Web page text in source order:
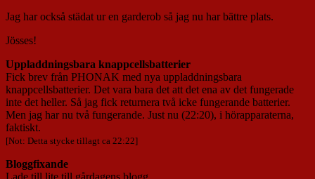
Jag har också städat ur en garderob så jag nu har bättre plats.
Jösses!
Uppladdningsbara knappcellsbatterier
Fick brev från PHONAK med nya uppladdningsbara
knappcellsbatterier. Det vara bara det att det ena av det fungerade
inte det heller. Så jag fick returnera två icke fungerande batterier.
Men jag har nu två fungerande. Just nu (22:20), i hörapparaterna,
faktiskt.
[Not: Detta stycke tillagt ca 22:22]
Bloggfixande